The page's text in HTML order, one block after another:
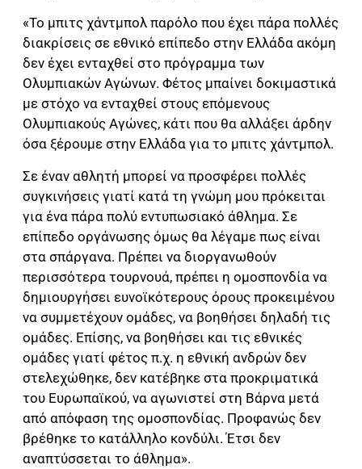
«Το μπιτς χάντμπολ παρόλο που έχει πάρα πολλές
διακρίσεις σε εθνικό επίπεδο στην Ελλάδα ακόμη
δεν έχει ενταχθεί στο πρόγραμμα των
Ολυμπιακών Αγώνων. Φέτος μπαίνει δοκιμαστικά
με στόχο να ενταχθεί στους επόμενους
Ολυμπιακούς Αγώνες, κάτι που θα αλλάξει άρδην
όσα ξέρουμε στην Ελλάδα για το μπιτς χάντμπολ.
Σε έναν αθλητή μπορεί να προσφέρει πολλές
συγκινήσεις γιατί κατά τη γνώμη μου πρόκειται
για ένα πάρα πολύ εντυπωσιακό άθλημα. Σε
επίπεδο οργάνωσης όμως θα λέγαμε πως είναι
στα σπάργανα. Πρέπει να διοργανωθούν
περισσότερα τουρνουά, πρέπει η ομοσπονδία να
δημιουργήσει ευνοϊκότερους όρους προκειμένου
να συμμετέχουν ομάδες, να βοηθήσει δηλαδή τις
ομάδες. Επίσης, να βοηθήσει και τις εθνικές
ομάδες γιατί φέτος π.χ. η εθνική ανδρών δεν
στελεχώθηκε, δεν κατέβηκε στα προκριματικά
του Ευρωπαϊκού, να αγωνιστεί στη Βάρνα μετά
από απόφαση της ομοσπονδίας. Προφανώς δεν
βρέθηκε το κατάλληλο κονδύλι. Έτσι δεν
αναπτύσσεται το άθλημα».